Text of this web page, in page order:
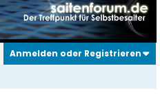
Anmelden oder Registrieren